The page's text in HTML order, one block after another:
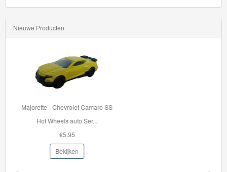
Thomas
Adventures
Trein
Accessoires
Thomas
Nieuwe Producten
33996 BRIO Container Kraan
Met de 33996 Contain...